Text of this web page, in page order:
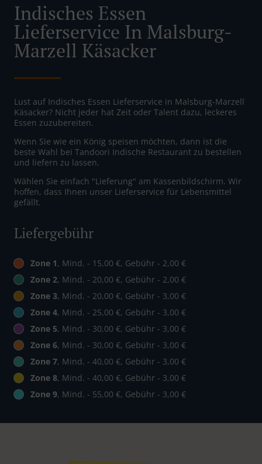
Indisches Essen
Lieferservice In Malsburg-
Marzell Käsacker
Lust auf Indisches Essen Lieferservice in Malsburg-Marzell
Käsacker? Nicht jeder hat Zeit oder Talent dazu, leckeres
Essen zuzubereiten.
Wenn Sie wie ein König speisen möchten, dann ist die
beste Wahl bei Tandoori Indische Restaurant zu bestellen
und liefern zu lassen.
Wählen Sie einfach "Lieferung" am Kassenbildschirm. Wir
hoffen, dass Ihnen unser Lieferservice für Lebensmittel
gefällt.
Liefergebühr
Zone 1, Mind. - 15,00 €, Gebühr - 2,00 €
Zone 2, Mind. - 20,00 €, Gebühr - 2,00 €
Zone 3, Mind. - 20,00 €, Gebühr - 3,00 €
Zone 4, Mind. - 25,00 €, Gebühr - 3,00 €
Zone 5, Mind. - 30,00 €, Gebühr - 3,00 €
Zone 6, Mind. - 30,00 €, Gebühr - 3,00 €
Zone 7, Mind. - 40,00 €, Gebühr - 3,00 €
Zone 8, Mind. - 40,00 €, Gebühr - 3,00 €
Zone 9, Mind. - 55,00 €, Gebühr - 3,00 €